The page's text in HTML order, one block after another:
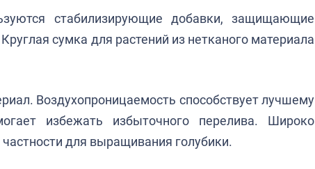
стабилизирующие добавки, защищающие
сумка для растений из нетканого материала
Воздухопроницаемость способствует лучшему
избежать избыточного перелива. Широко
для выращивания голубики.